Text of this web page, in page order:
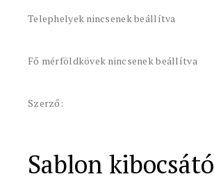
Telephelyek nincsenek beállítva
Fő mérföldkövek nincsenek beállítva
Szerző:
Sablon kibocsátó